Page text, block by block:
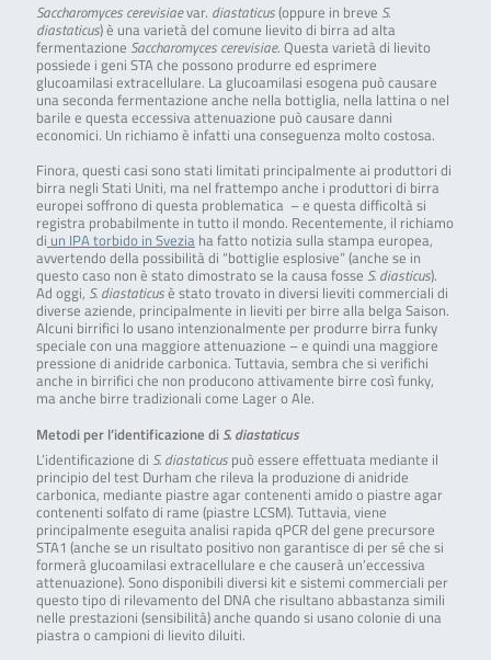
Saccharomyces cerevisiaevar. diastaticus(oppure in breve S.
diastaticus)è una varietà del comune lievito di birra ad alta
fermentazione Saccharomyces cerevisiae. Questa varietà di lievito
possiede i geni STA che possono produrre ed esprimere
glucoamilasi extracellulare. La glucoamilasi esogena può causare
una seconda fermentazione anche nella bottiglia, nella lattina o nel
barile e questa eccessiva attenuazione può causare danni
economici. Un richiamo è infatti una conseguenza molto costosa.
Finora, questi casi sono stati limitati principalmente ai produttori di
birra negli Stati Uniti, ma nel frattempo anche i produttori di birra
europei soffrono di questa problematica – e questa difficoltà si
registra probabilmente in tutto il mondo. Recentemente, il richiamo
di un IPA torbido in Sveziaha fatto notizia sulla stampa europea,
avvertendo della possibilità di “bottiglie esplosive” (anche se in
questo caso non è stato dimostrato se la causa fosse S. diasticus).
Ad oggi, S. diastaticusè stato trovato in diversi lieviti commerciali di
diverse aziende, principalmente in lieviti per birre alla belga Saison.
Alcuni birrifici lo usano intenzionalmente per produrre birra funky
speciale con una maggiore attenuazione – e quindi una maggiore
pressione di anidride carbonica. Tuttavia, sembra che si verifichi
anche in birrifici che non producono attivamente birre così funky,
ma anche birre tradizionali come Lager o Ale.
Metodi per l’identificazione di S. diastaticus
L’identificazione di S. diastaticuspuò essere effettuata mediante il
principio del test Durham che rileva la produzione di anidride
carbonica, mediante piastre agar contenenti amido o piastre agar
contenenti solfato di rame (piastre LCSM). Tuttavia, viene
principalmente eseguita analisi rapida qPCR del gene precursore
STA1 (anche se un risultato positivo non garantisce di per sé che si
formerà glucoamilasi extracellulare e che causerà un’eccessiva
attenuazione). Sono disponibili diversi kit e sistemi commerciali per
questo tipo di rilevamento del DNA che risultano abbastanza simili
nelle prestazioni (sensibilità) anche quando si usano colonie di una
piastra o campioni di lievito diluiti.